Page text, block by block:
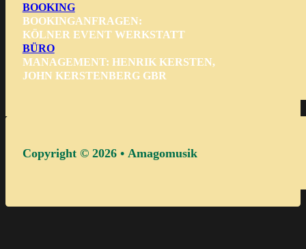
BOOKING
BOOKINGANFRAGEN:
KÖLNER EVENT WERKSTATT
BÜRO
MANAGEMENT: HENRIK KERSTEN,
JOHN KERSTENBERG GBR
Copyright © 2026 • Amagomusik